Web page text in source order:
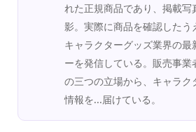
れた正規商品であり、掲載写
影。実際に商品を確認したう
キャラクターグッズ業界の最
ーを発信している。販売事
の三つの立場から、キャラク
情報を...届けている。